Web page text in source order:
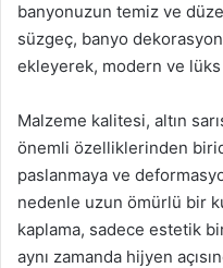
banyonuzun temiz ve
süzgeç, banyo
ekleyerek, modern ve
Malzeme kalitesi, altın
önemli özelliklerinden
paslanmaya ve
nedenle uzun ömürlü bir
kaplama, sadece estetik
aynı zamanda hijyen